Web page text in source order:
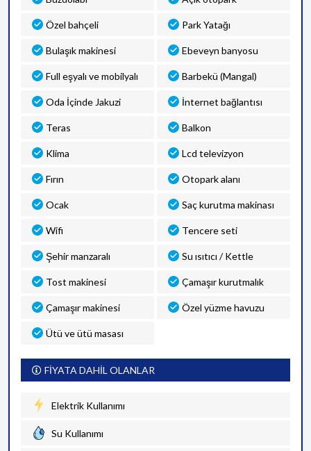
Özel bahçeli Park Yatağı
Bulaşık makinesi Ebeveyn banyosu
Full eşyalı ve mobilyalı Barbekü (Mangal)
Oda İçinde Jakuzi İnternet bağlantısı
Teras Balkon
Klima Lcd televizyon
Fırın Otopark alanı
Ocak Saç kurutma makinası
Wifi Tencere seti
Şehir manzaralı Su ısıtıcı / Kettle
Tost makinesi Çamaşır kurutmalık
Çamaşır makinesi Özel yüzme havuzu
Ütü ve ütü masası
FİYATA DAHİL OLANLAR
Elektrik Kullanımı
Su Kullanımı